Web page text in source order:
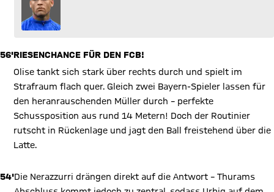
56'RIESENCHANCE FÜR DEN FCB!
Olise tankt sich stark über rechts durch und spielt im
Strafraum flach quer. Gleich zwei Bayern-Spieler lassen für
den heranrauschenden Müller durch – perfekte
Schussposition aus rund 14 Metern! Doch der Routinier
rutscht in Rückenlage und jagt den Ball freistehend über die
Latte.
54'Die Nerazzurri drängen direkt auf die Antwort – Thurams